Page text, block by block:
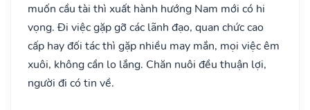
muốn cầu tài thì xuất hành hướng Nam mới có hi
vọng. Đi việc gặp gỡ các lãnh đạo, quan chức cao
cấp hay đối tác thì gặp nhiều may mắn, mọi việc êm
xuôi, không cần lo lắng. Chăn nuôi đều thuận lợi,
người đi có tin về.